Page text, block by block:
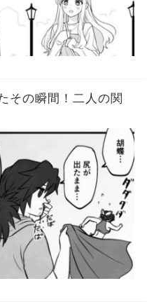
その瞬間！二人の関